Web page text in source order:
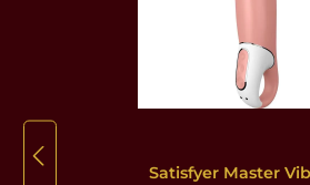
Satisfyer Master